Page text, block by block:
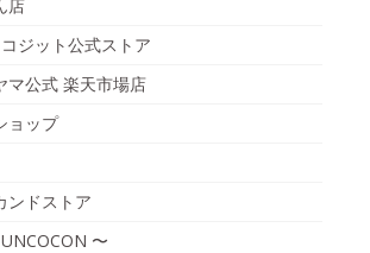
店
ジット公式ストア
マ公式 楽天市場店
ョップ
ンドストア
〜